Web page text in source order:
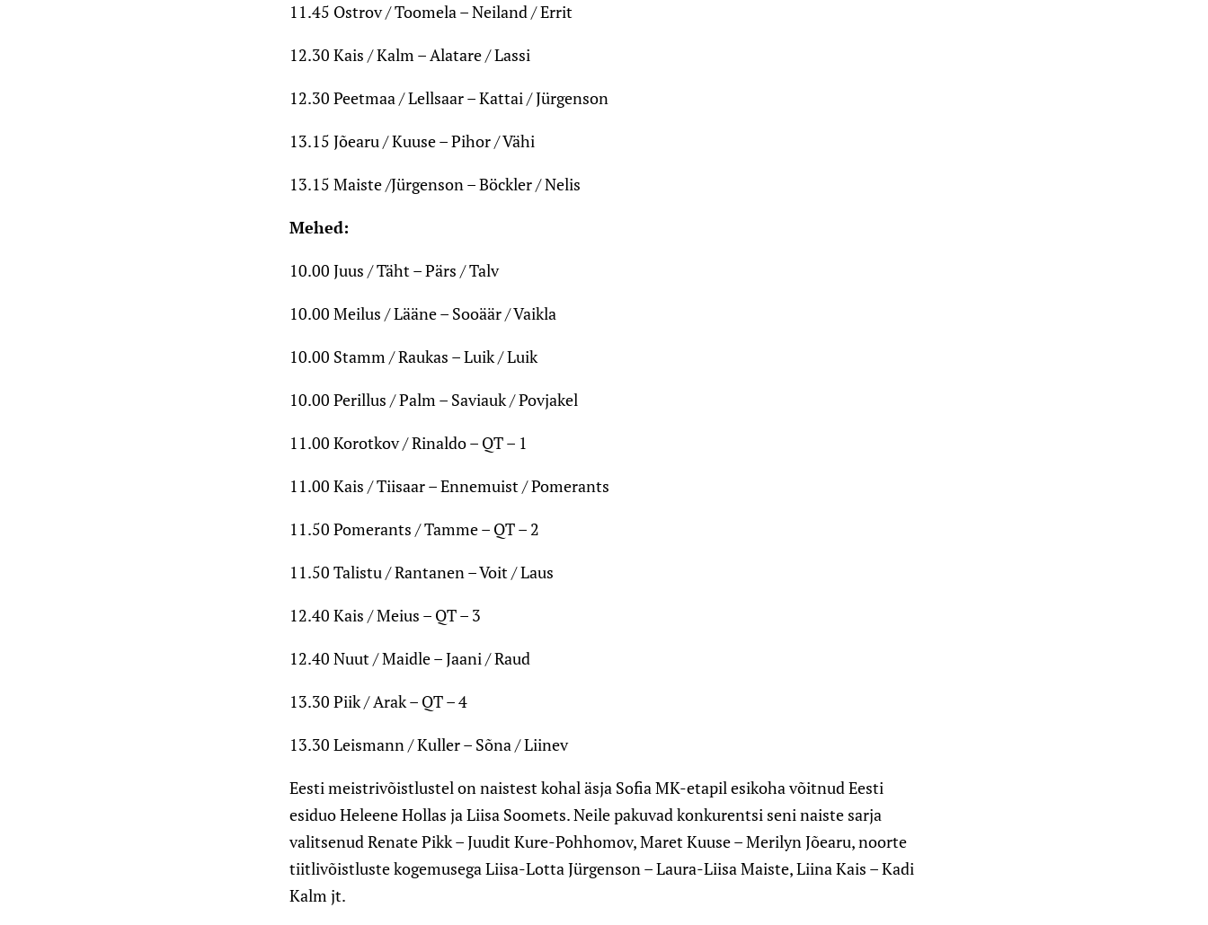
11.45 Ostrov / Toomela – Neiland / Errit
12.30 Kais / Kalm – Alatare / Lassi
12.30 Peetmaa / Lellsaar – Kattai / Jürgenson
13.15 Jõearu / Kuuse – Pihor / Vähi
13.15 Maiste /Jürgenson – Böckler / Nelis
Mehed:
10.00 Juus / Täht – Pärs / Talv
10.00 Meilus / Lääne – Sooäär / Vaikla
10.00 Stamm / Raukas – Luik / Luik
10.00 Perillus / Palm – Saviauk / Povjakel
11.00 Korotkov / Rinaldo – QT – 1
11.00 Kais / Tiisaar – Ennemuist / Pomerants
11.50 Pomerants / Tamme – QT – 2
11.50 Talistu / Rantanen – Voit / Laus
12.40 Kais / Meius – QT – 3
12.40 Nuut / Maidle – Jaani / Raud
13.30 Piik / Arak – QT – 4
13.30 Leismann / Kuller – Sõna / Liinev
Eesti meistrivõistlustel on naistest kohal äsja Sofia MK-etapil esikoha võitnud Eesti
esiduo Heleene Hollas ja Liisa Soomets. Neile pakuvad konkurentsi seni naiste sarja
valitsenud Renate Pikk – Juudit Kure-Pohhomov, Maret Kuuse – Merilyn Jõearu, noorte
tiitlivõistluste kogemusega Liisa-Lotta Jürgenson – Laura-Liisa Maiste, Liina Kais – Kadi
Kalm jt.